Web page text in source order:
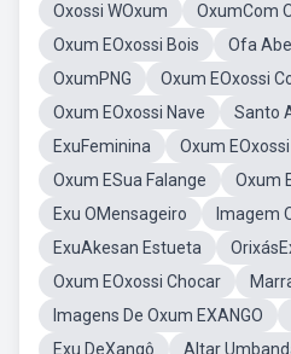
Oxossi WOxum
OxumCom
Oxum EOxossi Bois
Ofa
OxumPNG
Oxum EOxossi
Oxum EOxossi Nave
Santo
ExuFeminina
Oxum
Oxum ESua Falange
Oxum
Exu OMensageiro
Imagem
ExuAkesan Estueta
Oxum EOxossi Chocar
Imagens De Oxum EXANGO
Exu DeXangô
Altar